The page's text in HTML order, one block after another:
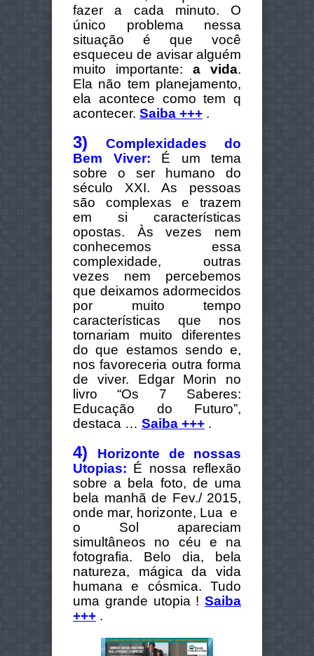
fazer a cada minuto. O
único problema nessa
situação é que você
esqueceu de avisar alguém
muito importante: a vida.
Ela não tem planejamento,
ela acontece como tem q
acontecer. Saiba +++ .
3) Complexidades do
Bem Viver: É um tema
sobre o ser humano do
século XXI. As pessoas
são complexas e trazem
em si características
opostas. Às vezes nem
conhecemos essa
complexidade, outras
vezes nem percebemos
que deixamos adormecidos
por muito tempo
características que nos
tornariam muito diferentes
do que estamos sendo e,
nos favoreceria outra forma
de viver. Edgar Morin no
livro “Os 7 Saberes:
Educação do Futuro”,
destaca … Saiba +++ .
4)
Horizonte de nossas
Utopias: É nossa reflexão
sobre a bela foto, de uma
bela manhã de Fev./ 2015,
onde mar, horizonte, Lua e
o Sol apareciam
simultâneos no céu e na
fotografia. Belo dia, bela
natureza, mágica da vida
humana e cósmica. Tudo
uma grande utopia ! Saiba
+++ .